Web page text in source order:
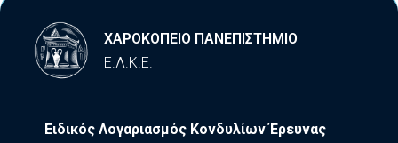
ΧΑΡΟΚΟΠΕΙΟ ΠΑΝΕΠΙΣΤΗΜΙΟ
Ε.Λ.Κ.Ε.
Ειδικός Λογαριασμός Κονδυλίων Έρευνας